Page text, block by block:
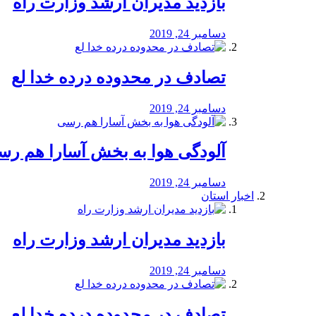
دسامبر 24, 2019
تصادف در محدوده درده خدا لع
دسامبر 24, 2019
آلودگی هوا به بخش آسارا هم
دسامبر 24, 2019
اخبار استان
بازدید مدیران ارشد وزارت راه
دسامبر 24, 2019